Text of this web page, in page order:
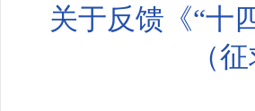
关于反馈《“十
（